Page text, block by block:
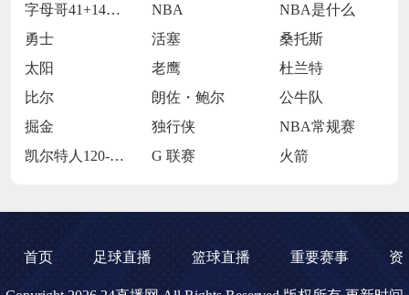
字母哥41+14班凯罗复出34+7 雄鹿
NBA
NBA是什么
勇士
活塞
桑托斯
太阳
老鹰
杜兰特
比尔
朗佐・鲍尔
公牛队
掘金
独行侠
NBA常规赛
凯尔特人120-119险胜鹈鹕
G 联赛 火箭
首页 足球直播 篮球直播 重要赛事 资